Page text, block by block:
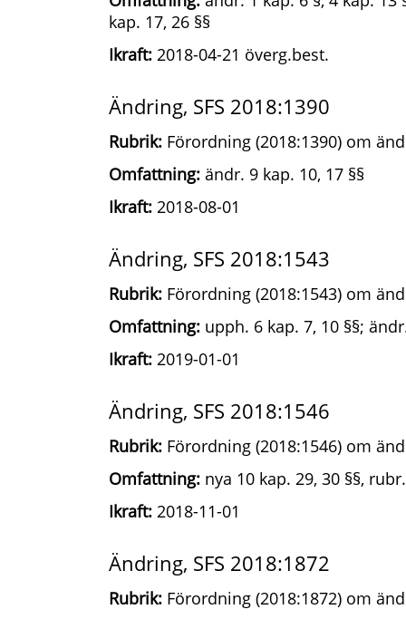
kap. 17, 26 §§
Ikraft: 2018-04-21 överg.best.
Ändring, SFS 2018:1390
Rubrik: Förordning (2018:1390) om
Omfattning: ändr. 9 kap. 10, 17 §§
Ikraft: 2018-08-01
Ändring, SFS 2018:1543
Rubrik: Förordning (2018:1543) om
Omfattning: upph. 6 kap. 7, 10 §§;
Ikraft: 2019-01-01
Ändring, SFS 2018:1546
Rubrik: Förordning (2018:1546) om
Omfattning: nya 10 kap. 29, 30 §§,
Ikraft: 2018-11-01
Ändring, SFS 2018:1872
Rubrik: Förordning (2018:1872) om